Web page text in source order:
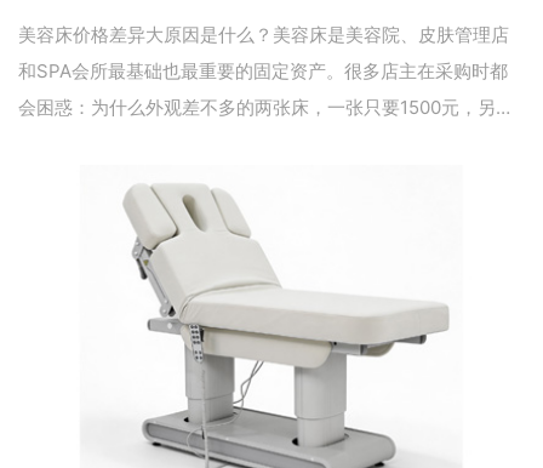
美容床价格差异大原因是什么？美容床是美容院、皮肤管理店
和SPA会所最基础也最重要的固定资产。很多店主在采购时都
会困惑：为什么外观差不多的两张床，一张只要1500元，另一